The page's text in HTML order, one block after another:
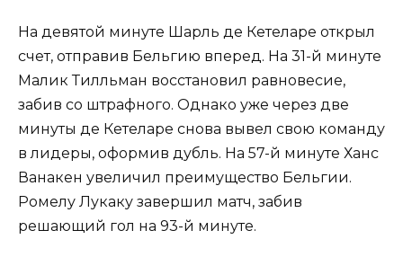
На девятой минуте Шарль де Кетеларе открыл
счет, отправив Бельгию вперед. На 31-й минуте
Малик Тилльман восстановил равновесие,
забив со штрафного. Однако уже через две
минуты де Кетеларе снова вывел свою команду
в лидеры, оформив дубль. На 57-й минуте Ханс
Ванакен увеличил преимущество Бельгии.
Ромелу Лукаку завершил матч, забив
решающий гол на 93-й минуте.